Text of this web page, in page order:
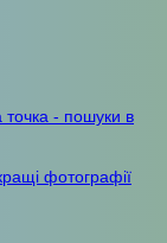
- пошуки в
фотографії